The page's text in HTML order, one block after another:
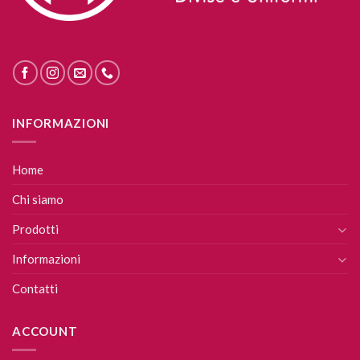
INFORMAZIONI
Home
Chi siamo
Prodotti
Informazioni
Contatti
ACCOUNT